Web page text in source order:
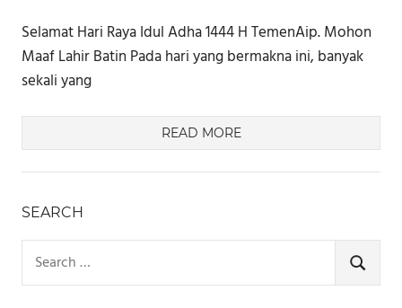
Selamat Hari Raya Idul Adha 1444 H TemenAip. Mohon
Maaf Lahir Batin Pada hari yang bermakna ini, banyak
sekali yang
READ MORE
SEARCH
for:
SEARCH